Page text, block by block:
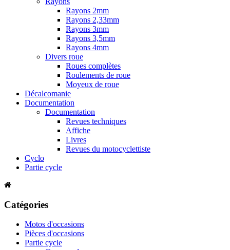
Rayons 2mm
Rayons 2,33mm
Rayons 3mm
Rayons 3,5mm
Rayons 4mm
Divers roue
Roues complètes
Roulements de roue
Moyeux de roue
Décalcomanie
Documentation
Documentation
Revues techniques
Affiche
Livres
Revues du motocyclettiste
Cyclo
Partie cycle
Catégories
Motos d'occasions
Pièces d'occasions
Partie cycle